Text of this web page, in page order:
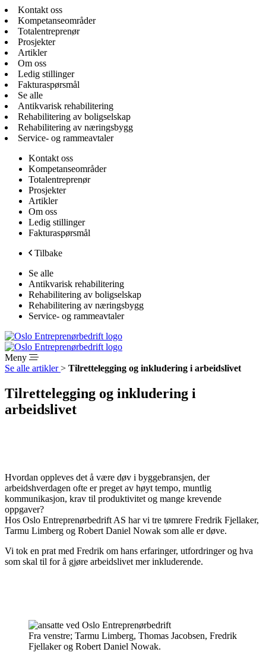
Kontakt oss
Kompetanseområder
Totalentreprenør
Prosjekter
Artikler
Om oss
Ledig stillinger
Fakturaspørsmål
Se alle
Antikvarisk rehabilitering
Rehabilitering av boligselskap
Rehabilitering av næringsbygg
Service- og rammeavtaler
Kontakt oss
Kompetanseområder
Totalentreprenør
Prosjekter
Artikler
Om oss
Ledig stillinger
Fakturaspørsmål
Tilbake
Se alle
Antikvarisk rehabilitering
Rehabilitering av boligselskap
Rehabilitering av næringsbygg
Service- og rammeavtaler
Meny
Se alle artikler > Tilrettelegging og inkludering i arbeidslivet
Tilrettelegging og inkludering i
arbeidslivet
Hvordan oppleves det å være døv i byggebransjen, der
arbeidshverdagen ofte er preget av høyt tempo, muntlig
kommunikasjon, krav til produktivitet og mange krevende
oppgaver?
Hos Oslo Entreprenørbedrift AS har vi tre tømrere Fredrik Fjellaker,
Tarmu Limberg og Robert Daniel Nowak som alle er døve.
Vi tok en prat med Fredrik om hans erfaringer, utfordringer og hva
som skal til for å gjøre arbeidslivet mer inkluderende.
Fra venstre; Tarmu Limberg, Thomas Jacobsen, Fredrik
Fjellaker og Robert Daniel Nowak.